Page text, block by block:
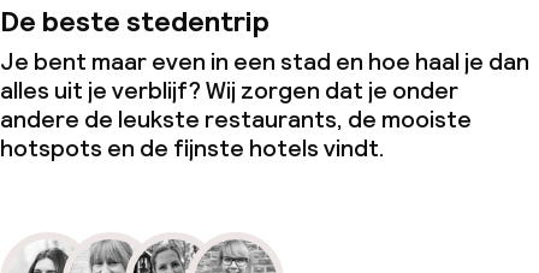
De beste stedentrip
Je bent maar even in een stad en hoe haal je dan
alles uit je verblijf? Wij zorgen dat je onder
andere de leukste restaurants, de mooiste
hotspots en de fijnste hotels vindt.